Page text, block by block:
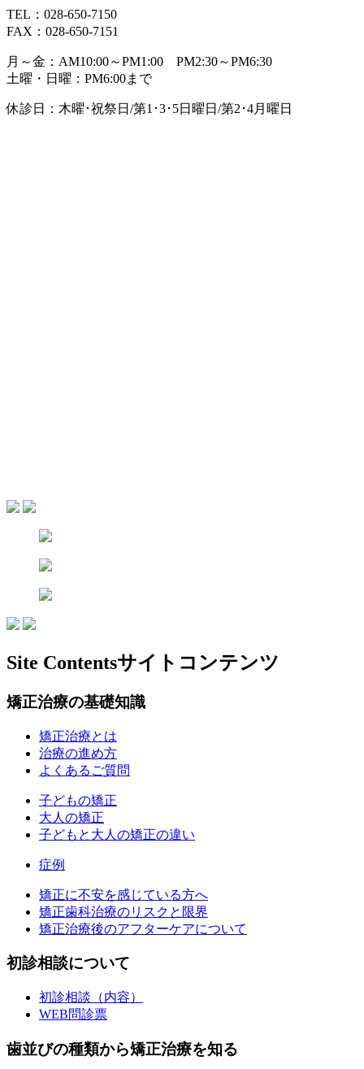
TEL：028-650-7150
FAX：028-650-7151
月～金：AM10:00～PM1:00 PM2:30～PM6:30
土曜・日曜：PM6:00まで
休診日：木曜･祝祭日/第1･3･5日曜日/第2･4月曜日
Site Contentsサイトコンテンツ
矯正治療の基礎知識
矯正治療とは
治療の進め方
よくあるご質問
子どもの矯正
大人の矯正
子どもと大人の矯正の違い
症例
矯正に不安を感じている方へ
矯正歯科治療のリスクと限界
矯正治療後のアフターケアについて
初診相談について
初診相談（内容）
WEB問診票
歯並びの種類から矯正治療を知る